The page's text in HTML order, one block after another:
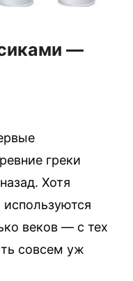
—
греки
Хотя
веков — с тех
совсем уж